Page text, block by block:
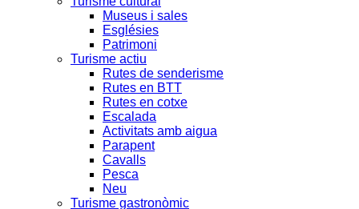
Museus i sales
Esglésies
Patrimoni
Turisme actiu
Rutes de senderisme
Rutes en BTT
Rutes en cotxe
Escalada
Activitats amb aigua
Parapent
Cavalls
Pesca
Neu
Turisme gastronòmic